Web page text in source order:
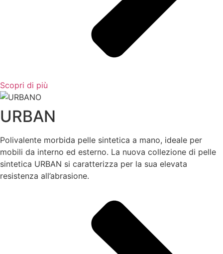
Scopri di più
URBAN
Polivalente morbida pelle sintetica a mano, ideale per
mobili da interno ed esterno. La nuova collezione di pelle
sintetica URBAN si caratterizza per la sua elevata
resistenza all’abrasione.